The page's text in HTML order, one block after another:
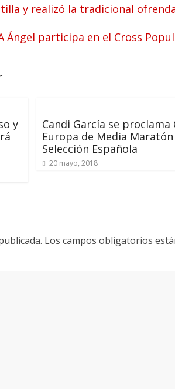
y realizó la tradicional
Ángel participa en el Cross
y
Candi García se proclama
Europa de Media
Selección Española
20 mayo, 2018
Los campos obligatorios